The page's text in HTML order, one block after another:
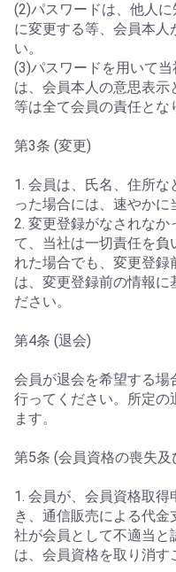
(2)パスワードは、他人
に変更する等、会員本人
い。
(3)パスワードを用いて
は、会員本人の意思表
等は全て会員の責任とな
第3条 (変更)
1. 会員は、氏名、住所
った場合には、速やかに
2. 変更登録がなされな
て、当社は一切責任を負
れた場合でも、変更登録
は、変更登録前の情報に
ださい。
第4条 (退会)
会員が退会を希望する場
行ってください。所定の
ます。
第5条 (会員資格の喪失及
1. 会員が、会員資格取
き、通信販売による代
社が会員として不適当と
は、会員資格を取り消す